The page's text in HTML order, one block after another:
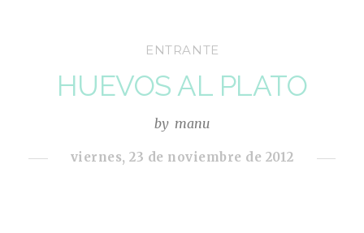
ENTRANTE
HUEVOS AL PLATO
by manu
viernes, 23 de noviembre de 2012